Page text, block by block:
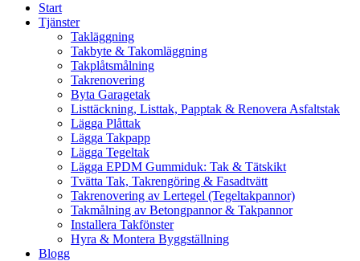
Start
Tjänster
Takläggning
Takbyte & Takomläggning
Takplåtsmålning
Takrenovering
Byta Garagetak
Listtäckning, Listtak, Papptak & Renovera Asfaltstak
Lägga Plåttak
Lägga Takpapp
Lägga Tegeltak
Lägga EPDM Gummiduk: Tak & Tätskikt
Tvätta Tak, Takrengöring & Fasadtvätt
Takrenovering av Lertegel (Tegeltakpannor)
Takmålning av Betongpannor & Takpannor
Installera Takfönster
Hyra & Montera Byggställning
Blogg